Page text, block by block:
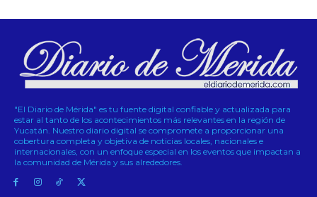
"El Diario de Mérida" es tu fuente digital confiable y actualizada para
estar al tanto de los acontecimientos más relevantes en la región de
Yucatán. Nuestro diario digital se compromete a proporcionar una
cobertura completa y objetiva de noticias locales, nacionales e
internacionales, con un enfoque especial en los eventos que impactan a
la comunidad de Mérida y sus alrededores.